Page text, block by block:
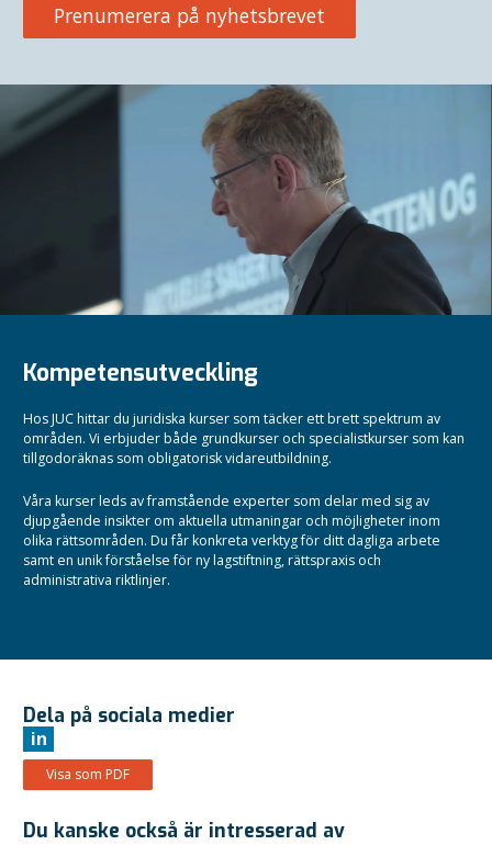
Prenumerera på nyhetsbrevet
Kompetensutveckling
Hos JUC hittar du juridiska kurser som täcker ett brett spektrum av
områden. Vi erbjuder både grundkurser och specialistkurser som kan
tillgodoräknas som obligatorisk vidareutbildning.
Våra kurser leds av framstående experter som delar med sig av
djupgående insikter om aktuella utmaningar och möjligheter inom
olika rättsområden. Du får konkreta verktyg för ditt dagliga arbete
samt en unik förståelse för ny lagstiftning, rättspraxis och
administrativa riktlinjer.
Dela på sociala medier
in
Visa som PDF
Du kanske också är intresserad av